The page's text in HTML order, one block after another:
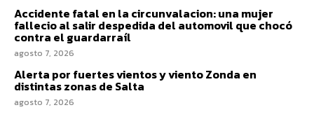
Accidente fatal en la circunvalacion: una mujer
fallecio al salir despedida del automovil que chocó
contra el guardarraíl
agosto 7, 2026
Alerta por fuertes vientos y viento Zonda en
distintas zonas de Salta
agosto 7, 2026